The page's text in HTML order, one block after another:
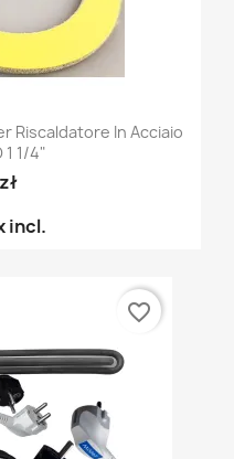
Riscaldatore In Acciaio
1 1/4"
incl.
favorite_border